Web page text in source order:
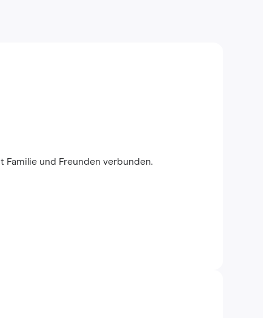
und Freunden verbunden.